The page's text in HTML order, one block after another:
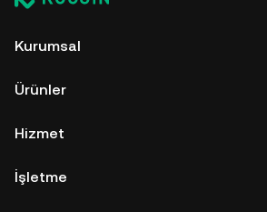
Kurumsal
Ürünler
Hizmet
İşletme